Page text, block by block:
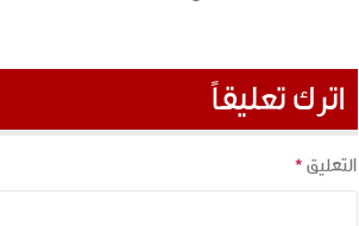
اترك تعليقاً
التعليق*